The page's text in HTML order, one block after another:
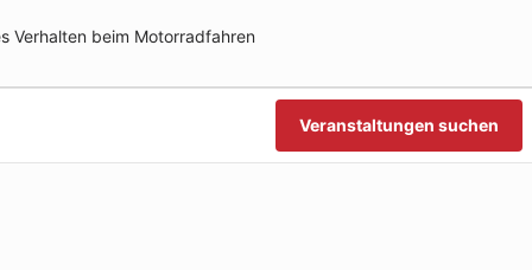
Verhalten beim Motorradfahren
Veranstaltungen suchen